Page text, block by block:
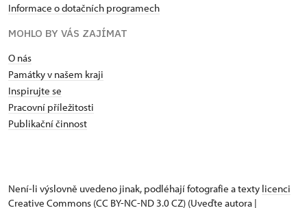
Informace o dotačních programech
MOHLO BY VÁS ZAJÍMAT
O nás
Památky v našem kraji
Inspirujte se
Pracovní příležitosti
Publikační činnost
Není-li výslovně uvedeno jinak, podléhají fotografie a texty licenci
Creative Commons (CC BY-NC-ND 3.0 CZ) (Uveďte autora |